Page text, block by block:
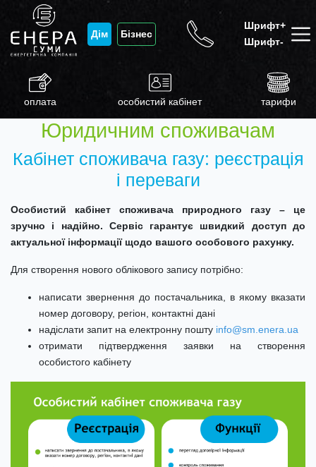
Дім Бізнес
Шрифт+
Шрифт-
оплата особистий кабінет тарифи
Юридичним споживачам
Кабінет споживача газу: реєстрація
і переваги
Особистий кабінет споживача природного газу – це
зручно і надійно. Сервіс гарантує швидкий доступ до
актуальної інформації щодо вашого особового рахунку.
Для створення нового облікового запису потрібно:
написати звернення до постачальника, в якому вказати
номер договору, регіон, контактні дані
надіслати запит на електронну пошту info@sm.enera.ua
отримати підтвердження заявки на створення
особистого кабінету